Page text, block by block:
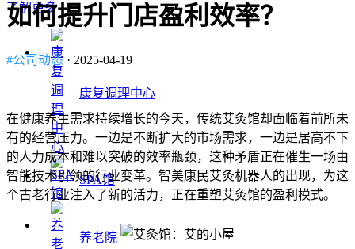
了解更多
康复调理中心
SPA馆
养老院
如何提升门店盈利效率？
#公司动态 · 2025-04-19
在健康养生需求持续增长的今天，传统艾灸馆却面临着前所未
有的经营压力。一边是不断扩大的市场需求，一边是居高不下
的人力成本和难以突破的效率瓶颈，这种矛盾正在催生一场由
智能技术引领的行业变革。智美康民艾灸机器人的出现，为这
个古老行业注入了新的活力，正在重塑艾灸馆的盈利模式。